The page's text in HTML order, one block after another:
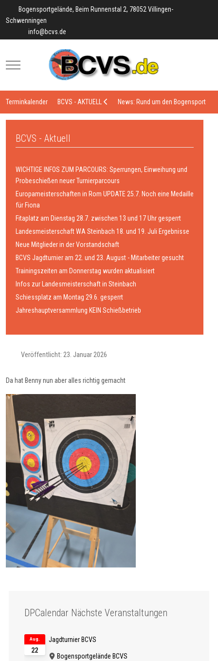
Bogensportgelände, Beim Runnenstal 2, 78052 Villingen-
Schwenningen
info@bcvs.de
Mobile Menu Toggle
Terminkalender BCVS - AKTUELL News: Rund um den Bogensport
BCVS - Aktuell
WICHTIGE INFOS ZUM PARCOURS: Sperrungen, Einweihung und
Probeschießen neuer Turnierparcours
Europameisterschaften in Rom UPDATE 25.7. Noch eine Medaille
für Fiona
Fitaplatz am Dienstag 28.7. zwischen 13 und 17 Uhr gesperrt
Landesmeisterschaft WA Steinbach 18. und 19. Juli Ergebnisse
Neue Mitglieder in der Vorstandschaft
BCVS Jagdturnier am 22. und 23. August - Mitarbeiter gesucht
Trainingszeiten am Donnerstag wurden aktualisiert
Infos zur Landesmeisterschaft in Steinbach
Schiessplatz am Montag 29.6. gesperrt
Jahreshauptversammlung KEIN Schießbetrieb
Veröffentlicht: 23. Januar 2026
Da hat Benny nun aber alles richtig gemacht
DPCalendar Nächste Veranstaltungen
22
Aug. Jagdturnier BCVS
Bogensportgelände BCVS